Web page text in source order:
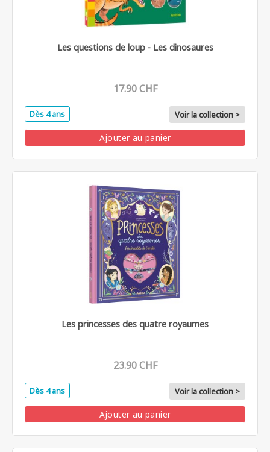
Les questions de loup - Les dinosaures
17.90 CHF
Dès 4 ans Voir la collection >
Ajouter au panier
Les princesses des quatre royaumes
23.90 CHF
Dès 4 ans Voir la collection >
Ajouter au panier